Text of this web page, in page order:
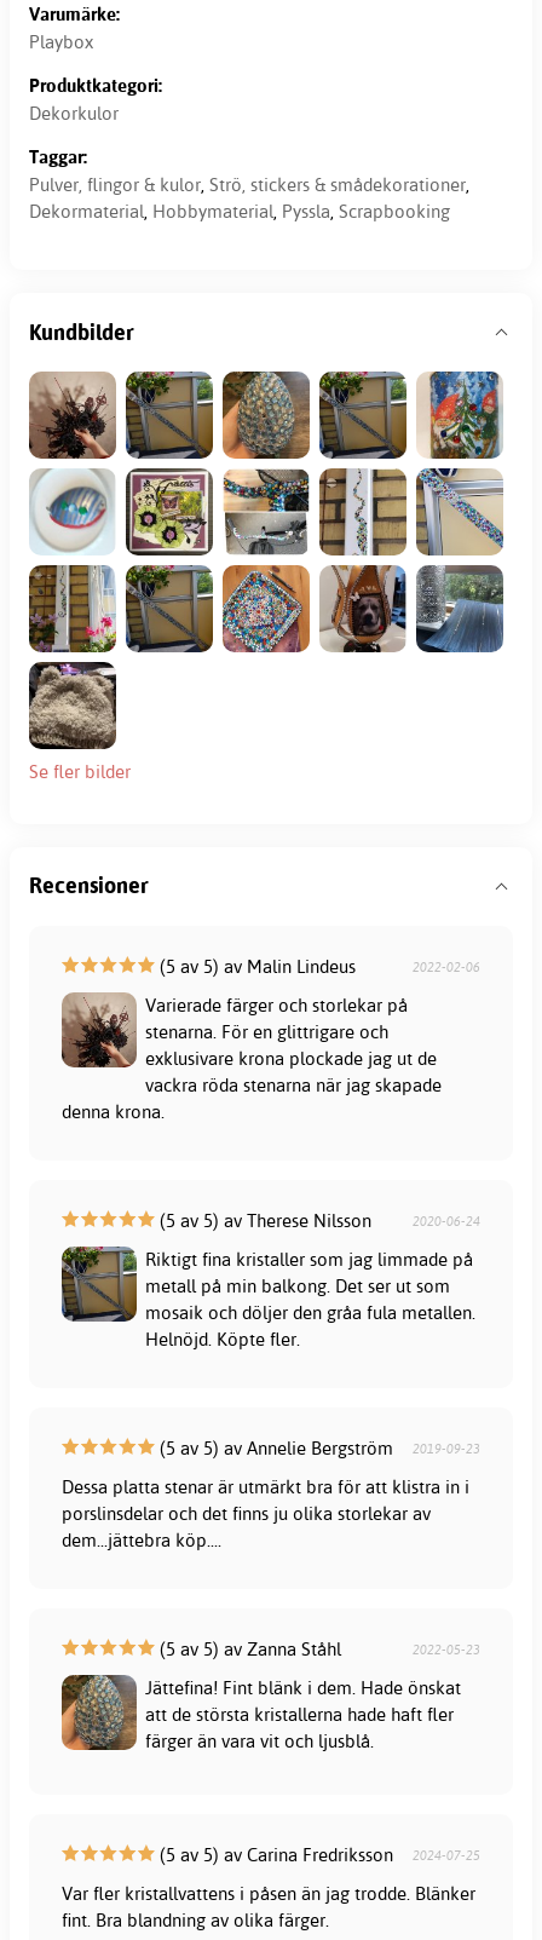
Varumärke:
Playbox
Produktkategori:
Dekorkulor
Taggar:
Pulver, flingor & kulor, Strö, stickers & smådekorationer,
Dekormaterial, Hobbymaterial, Pyssla, Scrapbooking
Kundbilder
Se fler bilder
Recensioner
(5 av 5) av Malin Lindeus 2022-02-06
Varierade färger och storlekar på
stenarna. För en glittrigare och
exklusivare krona plockade jag ut de
vackra röda stenarna när jag skapade
denna krona.
(5 av 5) av Therese Nilsson 2020-06-24
Riktigt fina kristaller som jag limmade på
metall på min balkong. Det ser ut som
mosaik och döljer den gråa fula metallen.
Helnöjd. Köpte fler.
(5 av 5) av Annelie Bergström 2019-09-23
Dessa platta stenar är utmärkt bra för att klistra in i
porslinsdelar och det finns ju olika storlekar av
dem...jättebra köp....
(5 av 5) av Zanna Ståhl 2022-05-23
Jättefina! Fint blänk i dem. Hade önskat
att de största kristallerna hade haft fler
färger än vara vit och ljusblå.
(5 av 5) av Carina Fredriksson 2024-07-25
Var fler kristallvattens i påsen än jag trodde. Blänker
fint. Bra blandning av olika färger.